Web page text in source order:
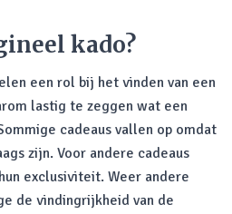
kado?
een rol bij het vinden van een
lastig te zeggen wat een
cadeaus vallen op omdat
zijn. Voor andere cadeaus
exclusiviteit. Weer andere
de vindingrijkheid van de